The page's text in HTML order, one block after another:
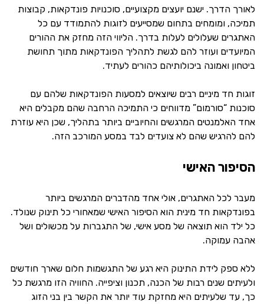
לאורך הדרך. ישנם יועצים מקצועיים, סוכנויות פונדקאות, קבוצות
תמיכה, ומומחים בתחום שמסייעים לזוגות להתמודד עם כל
האתגרים שעלולים לעלות בדרך. הליווי הזה מחזק את ההורים
המיועדים ועוזר להם לגשת לתהליך הפונדקאות מתוך תחושת
ביטחון ואמונה ביכולותיהם כהורים לעתיד.
זוגות חד מיניים רבים שיוצאים למסעות הפונדקאות שלהם עם
סוכנות “סורמום” מדווחים כי התמיכה הרחבה שהם מקבלים היא
אחד האלמנטים המרגשים והחיוביים ביותר בתהליך, שכן היא עוזרת
להם להרגיש שהם לא צועדים לבד במסע המורכב הזה.
הסיפור האישי
מעבר לכל האתגרים, אולי אחד מהדברים המרגשים ביותר
בפונדקאות חד מינית הוא הסיפור האישי שמאחורי כל תינוק שנולד.
כל ילד הוא תוצאה של מסע אישי, של התגברות על מכשולים ושל
אהבה עמוקה.
ללא ספק לידת התינוק היא רגע של התגשמות חלום שארך חודשים
ולעיתים שנים רבות של הכנה, תכנון וציפייה. החוויה הזו מרגשת כל
כך, עד שלעיתים היא מחזקת עוד יותר את הקשר בין בני הזוג